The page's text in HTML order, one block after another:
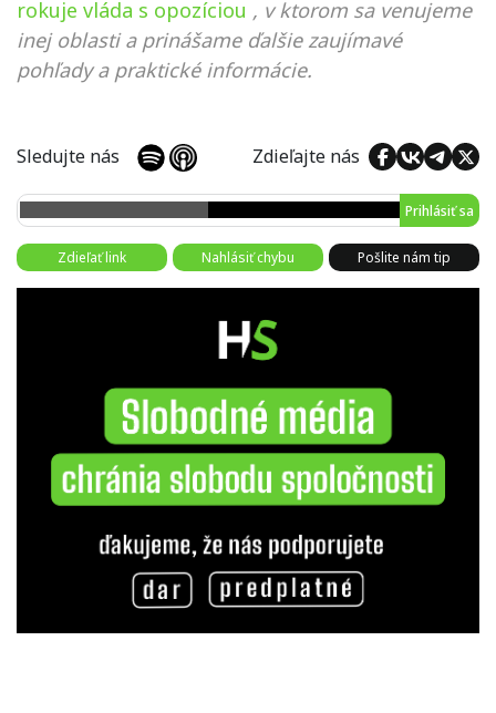
rokuje vláda s opozíciou , v ktorom sa venujeme
inej oblasti a prinášame ďalšie zaujímavé
pohľady a praktické informácie.
Sledujte nás Zdieľajte nás
Prihlásiť sa
Zdieľať link Nahlásiť chybu Pošlite nám tip